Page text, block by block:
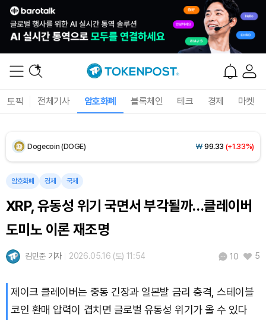
토픽 전체기사 암호화폐 블록체인 테크 경제 마켓
XRP (XRP) ₩1,460(-0.88%)
Dogecoin (DOGE) ₩ 99.33 (+1.33%)
Bitcoin (BTC)
암호화폐 경제 국제
XRP, 유동성 위기 국면서 부각될까…클레이버
도미노 이론 재조명
김민준 기자 2026.05.16 (토) 11:54 10 5
제이크 클레이버는 중동 긴장과 일본발 금리 충격, 스테이블
코인 환매 압력이 겹치면 글로벌 유동성 위기가 올 수 있다